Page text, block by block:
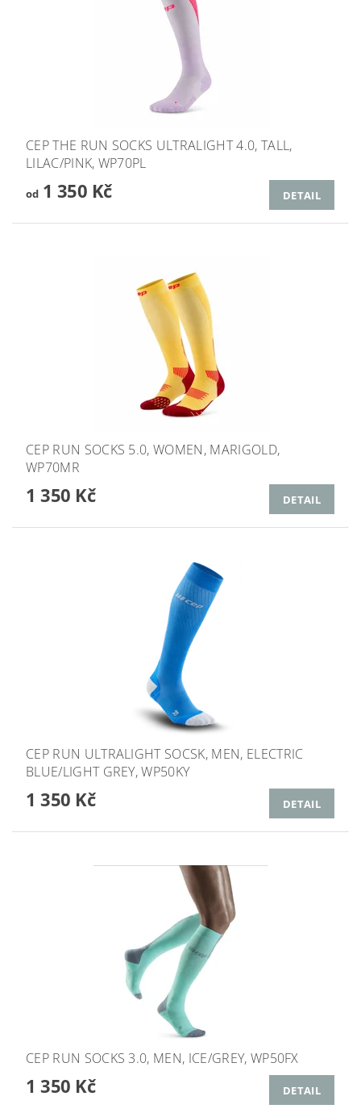
CEP THE RUN SOCKS ULTRALIGHT 4.0, TALL,
LILAC/PINK, WP70PL
od1 350 Kč DETAIL
CEP RUN SOCKS 5.0, WOMEN, MARIGOLD,
WP70MR
1 350 Kč DETAIL
CEP RUN ULTRALIGHT SOCSK, MEN, ELECTRIC
BLUE/LIGHT GREY, WP50KY
1 350 Kč DETAIL
CEP RUN SOCKS 3.0, MEN, ICE/GREY, WP50FX
1 350 Kč DETAIL